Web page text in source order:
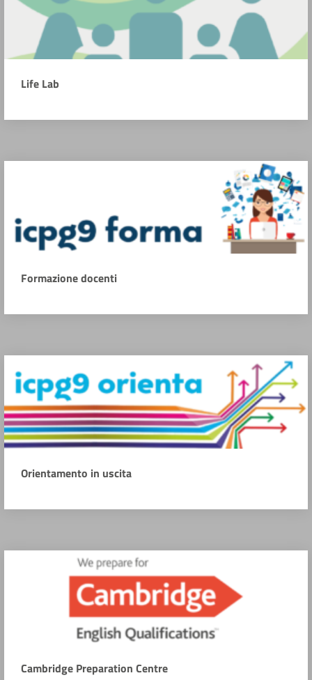
Life Lab
Formazione docenti
Orientamento in uscita
Cambridge Preparation Centre